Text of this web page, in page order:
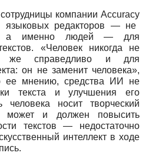
компании Accuracy
редакторов ― не
а именно людей ― для
«Человек никогда не
же справедливо и для
он не заменит человека»,
ее мнению, средства ИИ не
текста и улучшения его
человека носит творческий
может и должен повысить
текстов ― недостаточно
интеллект в ходе